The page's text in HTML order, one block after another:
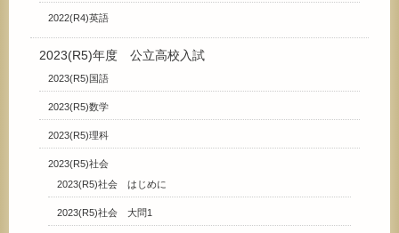
2022(R4)英語
2023(R5)年度 公立高校入試
2023(R5)国語
2023(R5)数学
2023(R5)理科
2023(R5)社会
2023(R5)社会 はじめに
2023(R5)社会 大問1